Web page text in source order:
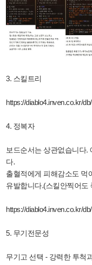
3. 스킬트리
https://diablo4.inven.co.kr/
4. 정복자
보드순서는 상관없습니다.
다.
출혈적에게 피해감소도 먹
유발합니다.(스킬안찍어도
https://diablo4.inven.co.kr/
5. 무기전문성
무기고 선택 - 강력한 투척